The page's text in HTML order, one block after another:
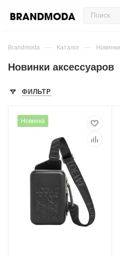
Brandmoda — Каталог — Новинки
Новинки аксессуаров
ФИЛЬТР
Новинка